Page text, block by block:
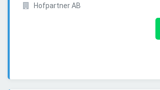
Hofpartner AB